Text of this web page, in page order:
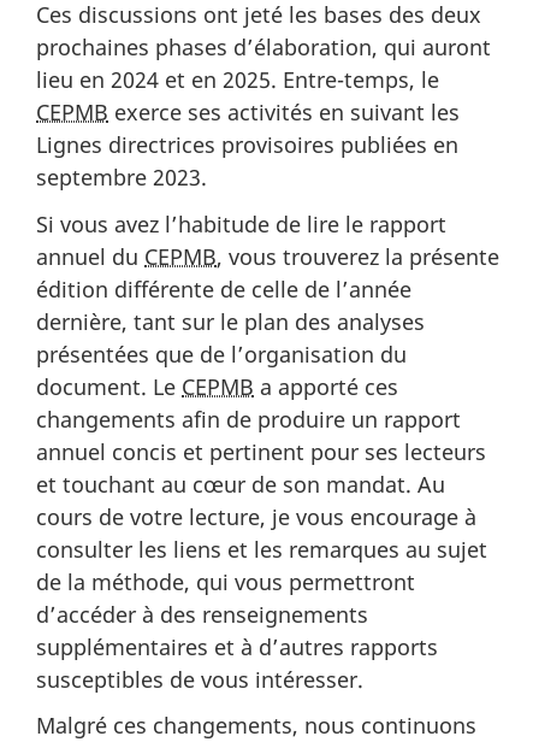
Ces discussions ont jeté les bases des deux
prochaines phases d’élaboration, qui auront
lieu en 2024 et en 2025. Entre-temps, le
CEPMB exerce ses activités en suivant les
Lignes directrices provisoires publiées en
septembre 2023.
Si vous avez l’habitude de lire le rapport
annuel du CEPMB, vous trouverez la présente
édition différente de celle de l’année
dernière, tant sur le plan des analyses
présentées que de l’organisation du
document. Le CEPMB a apporté ces
changements afin de produire un rapport
annuel concis et pertinent pour ses lecteurs
et touchant au cœur de son mandat. Au
cours de votre lecture, je vous encourage à
consulter les liens et les remarques au sujet
de la méthode, qui vous permettront
d’accéder à des renseignements
supplémentaires et à d’autres rapports
susceptibles de vous intéresser.
Malgré ces changements, nous continuons